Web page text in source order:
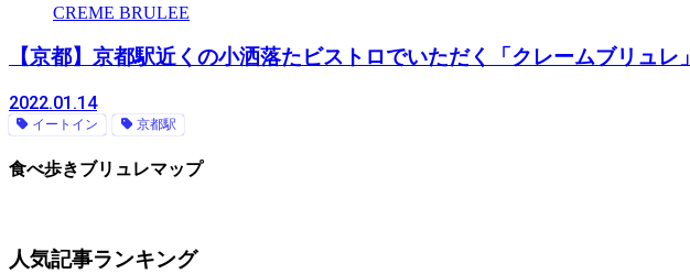
CREME BRULEE
【京都】京都駅近くの小洒落たビストロでいただく「クレームブリュレ」
2022.01.14
イートイン 京都駅
食べ歩きブリュレマップ
人気記事ランキング